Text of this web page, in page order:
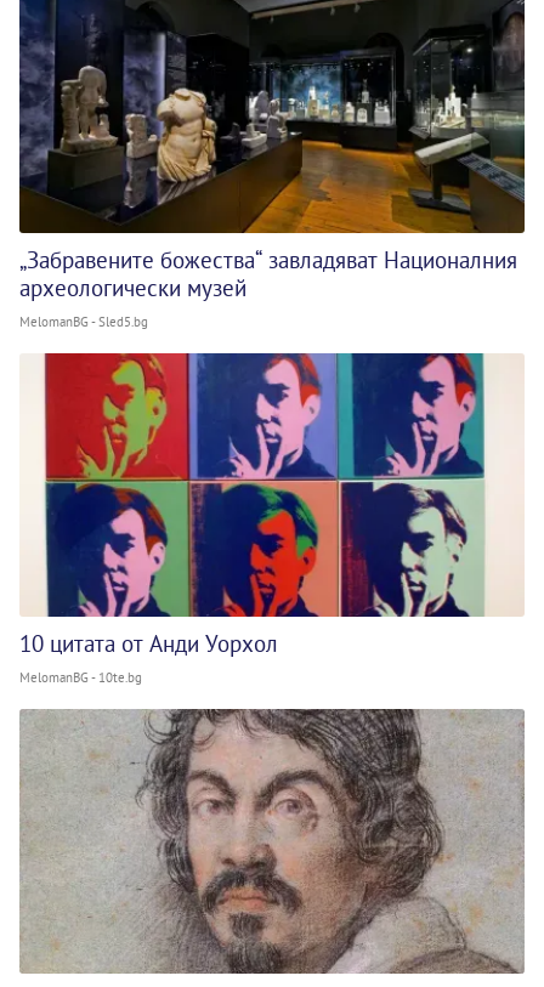
„Забравените божества“ завладяват Националния
археологически музей
MelomanBG - Sled5.bg
10 цитата от Анди Уорхол
MelomanBG - 10te.bg